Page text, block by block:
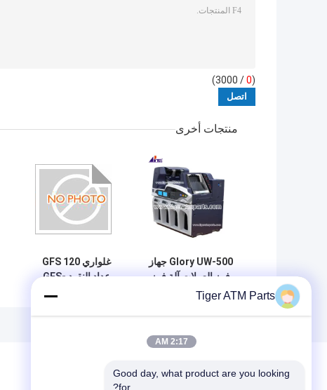
(
0
/ 3000)
منتجات أخرى
Glory UW-500 جهاز
فرز العملات آلة فرز
النقود للبنك
غلواري GFS 120
عداد النقود GFS-
Tiger ATM Parts
2:17 AM
Good day, what product are you looking
for?